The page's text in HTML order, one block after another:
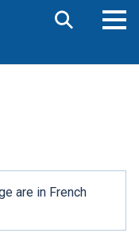
search
are in French